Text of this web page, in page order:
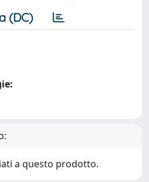
(DC)
a questo prodotto.